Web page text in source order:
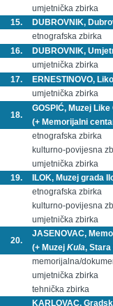
umjetnička zbirka
15.
DUBROVNIK,
etnografska zbirka
16.
DUBROVNIK,
umjetnička zbirka
17.
ERNESTINOVO,
umjetnička zbirka
18.
GOSPIĆ, Muzej
(+ Memorijalni
etnografska zbirka
kulturno-povijesna
umjetnička zbirka
19.
ILOK, Muzej grada
etnografska zbirka
kulturno-povijesna
umjetnička zbirka
20.
JASENOVAC,
(+ Muzej Kula,
memorijalna/
umjetnička zbirka
tehnička zbirka
KARLOVAC,